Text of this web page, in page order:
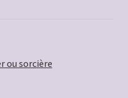
ou sorcière